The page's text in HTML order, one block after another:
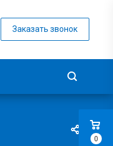
Заказать звонок
0